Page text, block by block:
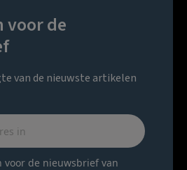
voor de
van de nieuwste artikelen
voor de nieuwsbrief van